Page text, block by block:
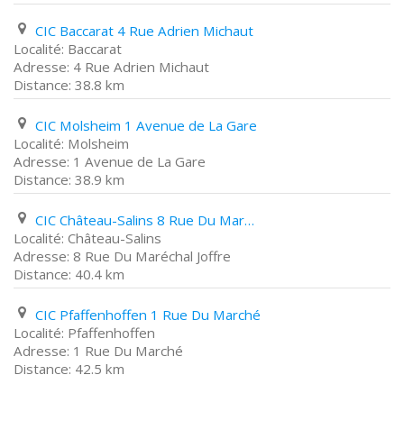
CIC Baccarat 4 Rue Adrien Michaut
Baccarat
4 Rue Adrien Michaut
38.8 km
CIC Molsheim 1 Avenue de La Gare
Molsheim
1 Avenue de La Gare
38.9 km
CIC Château-Salins 8 Rue Du Maréchal Joffre
Château-Salins
8 Rue Du Maréchal Joffre
40.4 km
CIC Pfaffenhoffen 1 Rue Du Marché
Pfaffenhoffen
1 Rue Du Marché
42.5 km